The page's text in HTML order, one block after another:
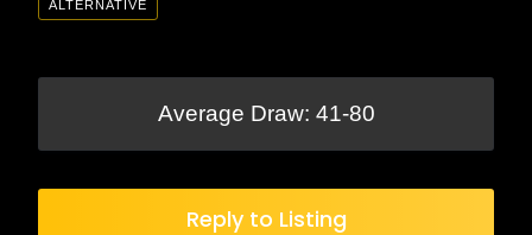
ALTERNATIVE
Average Draw: 41-80
Reply to Listing